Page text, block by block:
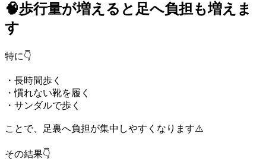
🧠歩行量が増えると足へ負担も増えま
す
特に👇
・長時間歩く
・慣れない靴を履く
・サンダルで歩く
ことで、足裏へ負担が集中しやすくなります⚠️
その結果👇